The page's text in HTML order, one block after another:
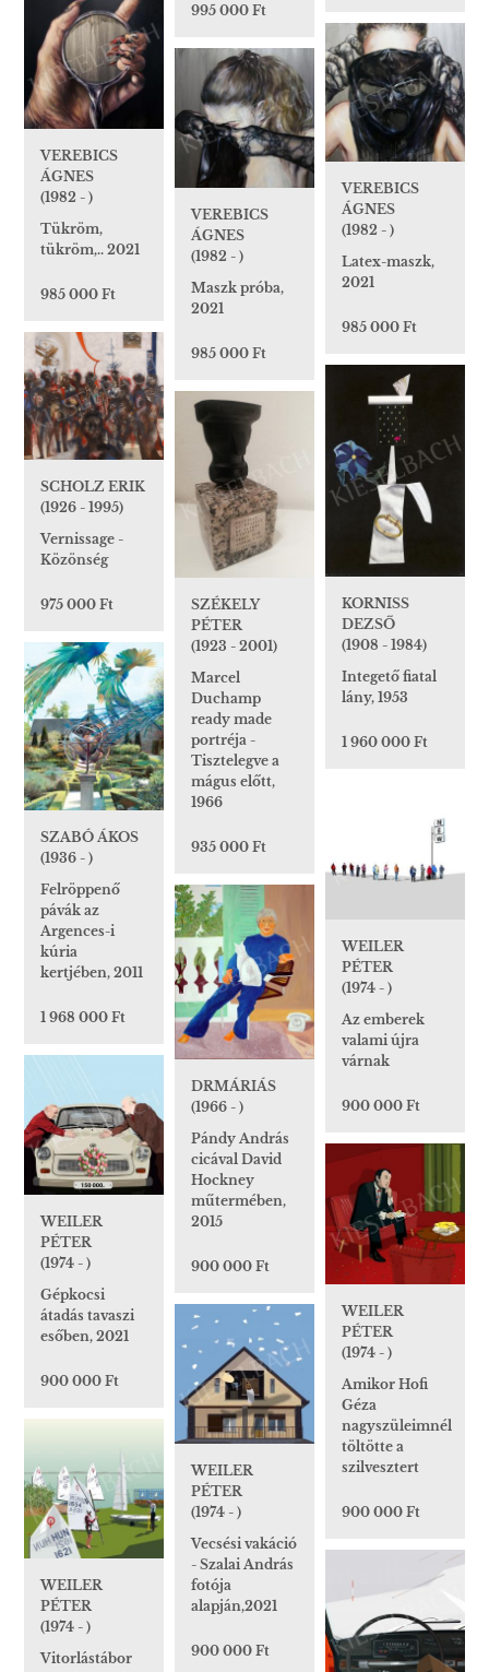
995 000 Ft
VEREBICS
ÁGNES
(1982 - )
Tükröm,
tükröm,.. 2021
985 000 Ft
VEREBICS
ÁGNES
(1982 - )
Latex-maszk,
2021
985 000 Ft
VEREBICS
ÁGNES
(1982 - )
Maszk próba,
2021
985 000 Ft
SCHOLZ ERIK
(1926 - 1995)
Vernissage -
Közönség
975 000 Ft
KORNISS
DEZSŐ
(1908 - 1984)
Integető fiatal
lány, 1953
1 960 000 Ft
SZÉKELY
PÉTER
(1923 - 2001)
Marcel
Duchamp
ready made
portréja -
Tisztelegve a
mágus előtt,
1966
935 000 Ft
SZABÓ ÁKOS
(1936 - )
Felröppenő
pávák az
Argences-i
kúria
kertjében, 2011
1 968 000 Ft
WEILER
PÉTER
(1974 - )
Az emberek
valami újra
várnak
900 000 Ft
DRMÁRIÁS
(1966 - )
Pándy András
cicával David
Hockney
műtermében,
2015
900 000 Ft
WEILER
PÉTER
(1974 - )
Gépkocsi
átadás tavaszi
esőben, 2021
900 000 Ft
WEILER
PÉTER
(1974 - )
Amikor Hofi
Géza
nagyszüleimnél
töltötte a
szilvesztert
900 000 Ft
WEILER
PÉTER
(1974 - )
Vecsési vakáció
- Szalai András
fotója
alapján,2021
900 000 Ft
WEILER
PÉTER
(1974 - )
Vitorlástábor